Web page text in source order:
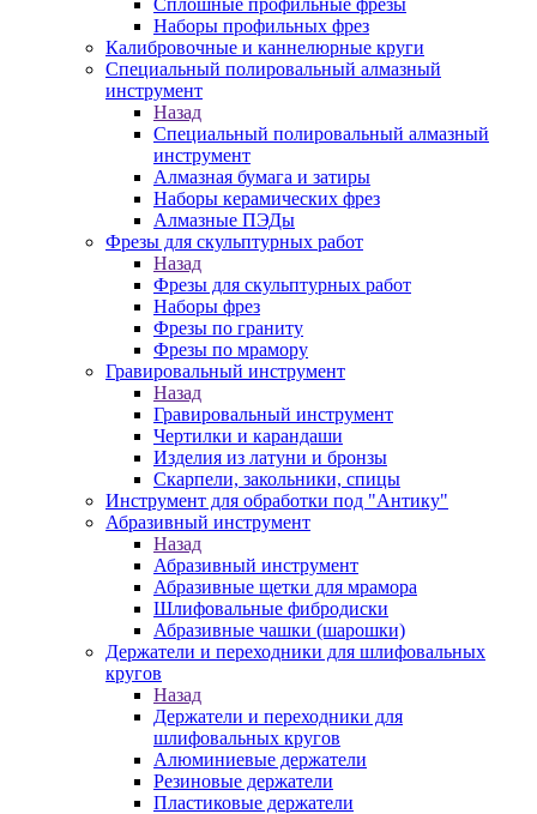
Сплошные профильные фрезы
Наборы профильных фрез
Калибровочные и каннелюрные круги
Специальный полировальный алмазный
инструмент
Назад
Специальный полировальный алмазный
инструмент
Алмазная бумага и затиры
Наборы керамических фрез
Алмазные ПЭДы
Фрезы для скульптурных работ
Назад
Фрезы для скульптурных работ
Наборы фрез
Фрезы по граниту
Фрезы по мрамору
Гравировальный инструмент
Назад
Гравировальный инструмент
Чертилки и карандаши
Изделия из латуни и бронзы
Скарпели, закольники, спицы
Инструмент для обработки под "Антику"
Абразивный инструмент
Назад
Абразивный инструмент
Абразивные щетки для мрамора
Шлифовальные фибродиски
Абразивные чашки (шарошки)
Держатели и переходники для шлифовальных
кругов
Назад
Держатели и переходники для
шлифовальных кругов
Алюминиевые держатели
Резиновые держатели
Пластиковые держатели